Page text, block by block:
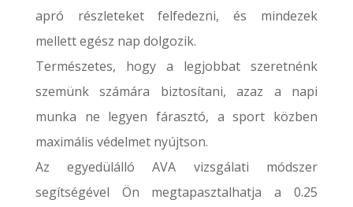
apró részleteket felfedezni, és mindezek
mellett egész nap dolgozik.
Természetes, hogy a legjobbat szeretnénk
szemünk számára biztosítani, azaz a napi
munka ne legyen fárasztó, a sport közben
maximális védelmet nyújtson.
Az egyedülálló AVA vizsgálati módszer
segítségével Ön megtapasztalhatja a 0.25